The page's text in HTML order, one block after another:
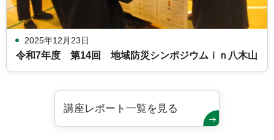
2025年12月23日
令和7年度 第14回 地域防災シンポジウムｉｎ八木山
講座レポート一覧を見る